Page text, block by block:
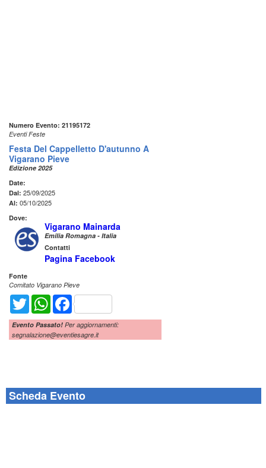
Numero Evento: 21195172
Eventi Feste
Festa Del Cappelletto D'autunno A
Vigarano Pieve
Edizione 2025
Date:
Dal: 25/09/2025
Al: 05/10/2025
Dove:
Vigarano Mainarda
Emilia Romagna - Italia
Contatti
Pagina Facebook
Fonte
Comitato Vigarano Pieve
Twitter WhatsAppFacebook
Evento Passato! Per aggiornamenti:
segnalazione@eventiesagre.it
Scheda Evento